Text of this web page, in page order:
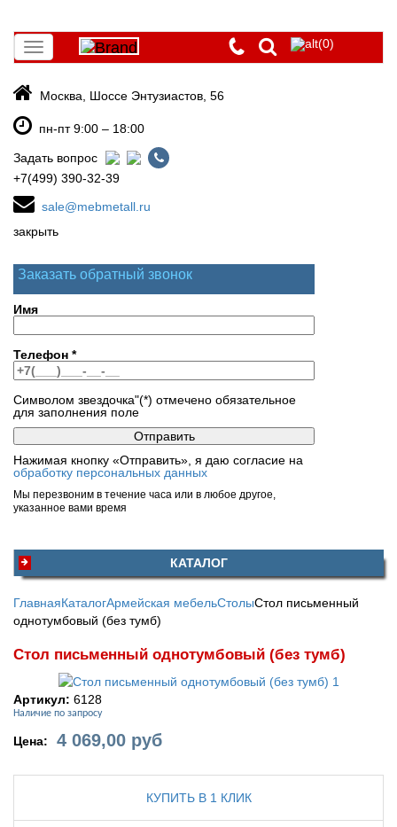
Toggle
navigation
(0)
Москва, Шоссе Энтузиастов, 56
пн-пт 9:00 – 18:00
Задать вопрос
+7(499) 390-32-39
sale@mebmetall.ru
закрыть
Заказать обратный звонок
Имя
Телефон *
Символом звездочка"(*) отмечено обязательное
для заполнения поле
Нажимая кнопку «Отправить», я даю согласие на
обработку персональных данных
Мы перезвоним в течение часа или в любое другое,
указанное вами время
КАТАЛОГ
ГлавнаяКаталогАрмейская мебельСтолыСтол письменный
однотумбовый (без тумб)
Стол письменный однотумбовый (без тумб)
Артикул: 6128
Наличие по запросу
Цена: 4 069,00 руб
КУПИТЬ В 1 КЛИК